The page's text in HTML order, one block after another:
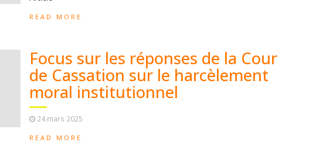
READ MORE
Focus sur les réponses de la Cour
de Cassation sur le harcèlement
moral institutionnel
24 mars 2025
READ MORE